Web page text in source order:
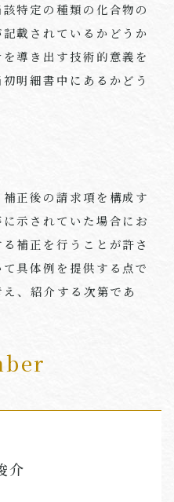
特定の種類の化合物の
載されているかどうか
導き出す技術的意義を
明細書中にあるかどう
正後の請求項を構成す
示されていた場合にお
補正を行うことが許さ
具体例を提供する点で
、紹介する次第であ
介